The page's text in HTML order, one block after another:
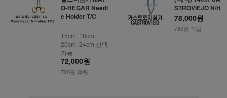
O-HEGAR Needl
e Holder T/C
15cm, 18cm,
20cm, 24cm 선택
가능
72,000원
720원 적립
STROVIEJO N/H
78,000원
780원 적립